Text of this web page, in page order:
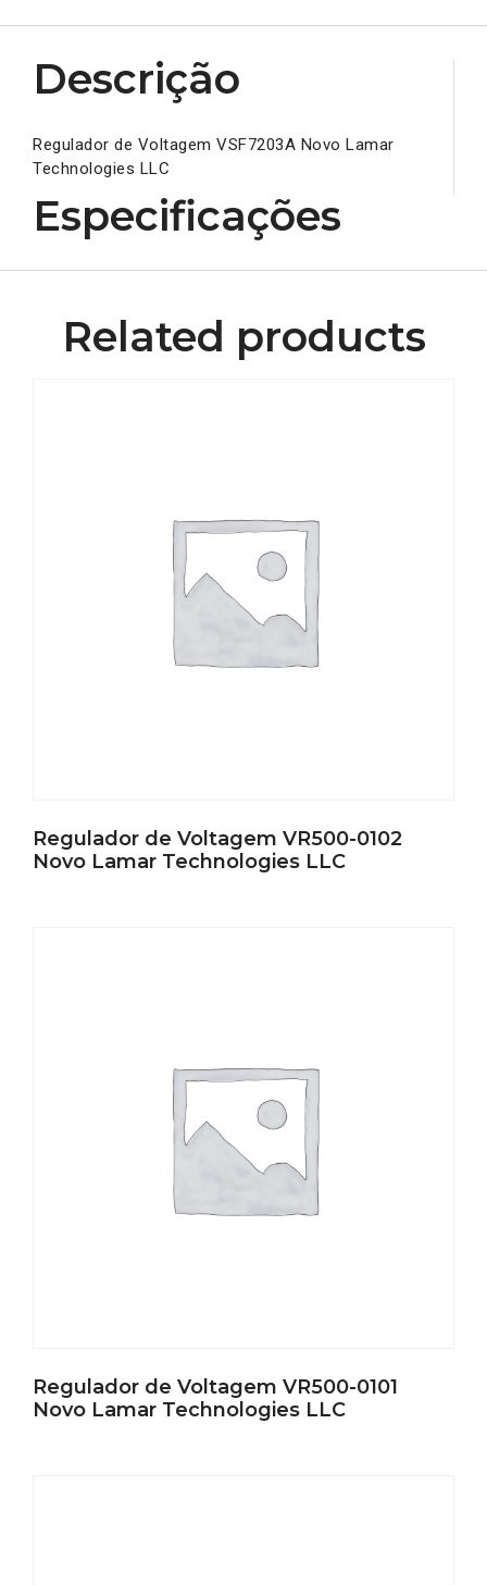
Descrição
Regulador de Voltagem VSF7203A Novo Lamar
Technologies LLC
Especificações
Related products
Regulador de Voltagem VR500-0102
Novo Lamar Technologies LLC
Regulador de Voltagem VR500-0101
Novo Lamar Technologies LLC